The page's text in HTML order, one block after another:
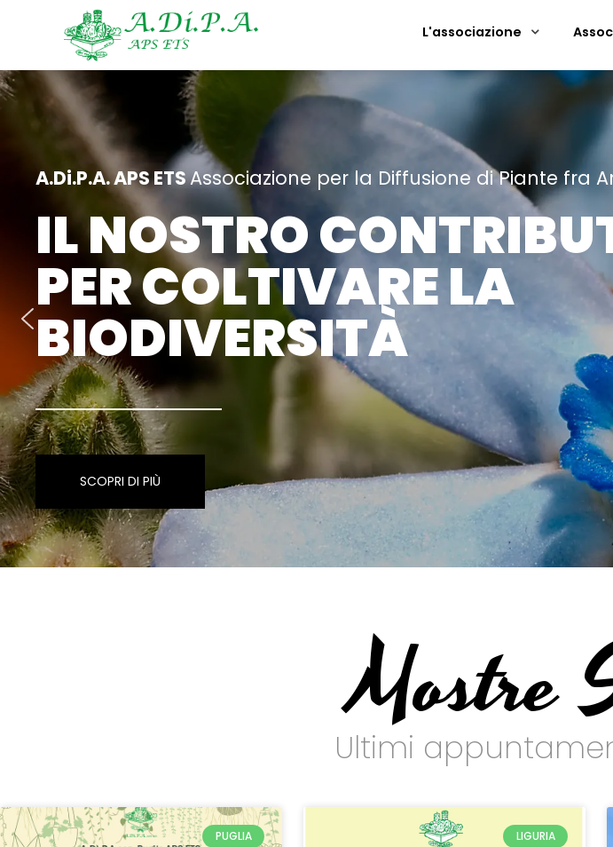
L'associazione
A.Di.P.A. APS ETSAssociazione per la Diffusione di Piante fra
IL NOSTRO
PER COLTIVARE LA
BIODIVERSITÀ
SCOPRI DI PIÙ
Mostre
Ultimi
PUGLIA LIGURIA